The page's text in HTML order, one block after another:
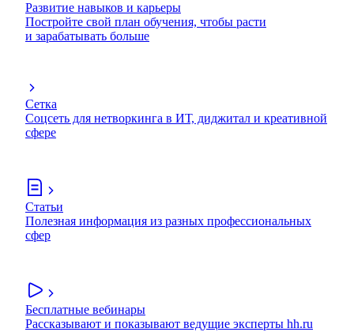
Развитие навыков и карьеры
Постройте свой план обучения, чтобы расти
и зарабатывать больше
Сетка
Соцсеть для нетворкинга в ИТ, диджитал и креативной
сфере
Статьи
Полезная информация из разных профессиональных
сфер
Бесплатные вебинары
Рассказывают и показывают ведущие эксперты hh.ru